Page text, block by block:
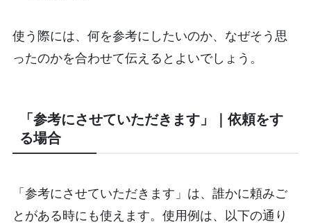
使う際には、何を参考にしたいのか、なぜそう思
ったのかを合わせて伝えるとよいでしょう。
「参考にさせていただきます」｜依頼をす
る場合
「参考にさせていただきます」は、誰かに頼みご
とがある時にも使えます。使用例は、以下の通り